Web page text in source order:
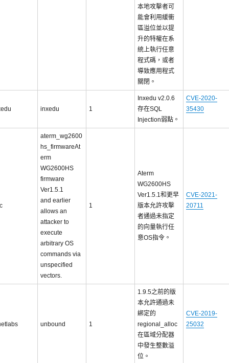
本地攻擊者可
能會利用緩衝
區溢位並以提
升的特權在系
統上執行任意
程式碼，或者
導致應用程式
關閉。
inxedu 1
Inxedu v2.0.6
存在SQL
Injection弱點。
CVE-2020-
35430
aterm_wg2600
hs_firmwareAt
erm
WG2600HS
firmware
Ver1.5.1
and earlier
allows an
attacker to
execute
arbitrary OS
commands via
unspecified
vectors.
1
Aterm
WG2600HS
Ver1.5.1和更早
版本允許攻擊
者通過未指定
的向量執行任
意OS指令。
CVE-2021-
20711
unbound 1
1.9.5之前的版
本允許通過未
綁定的
regional_alloc
在區域分配器
中發生整數溢
位。
CVE-2019-
25032